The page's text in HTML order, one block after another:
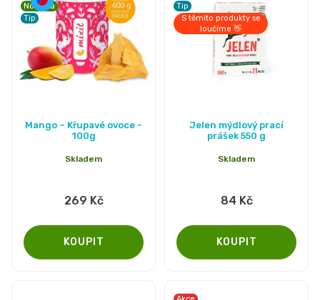
Novinka
Tip
Mango – Křupavé ovoce -
100g
Skladem
269 Kč
Tip
S těmito produkty se
loučíme 👋
Jelen mýdlový prací
prášek 550 g
hodnocení
produktu
hvězdiček.
Skladem
84 Kč